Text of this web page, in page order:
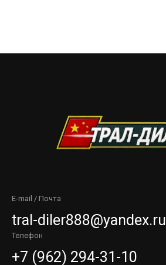
E-mail / Почта
tral-diler888@yandex.ru
Телефон
+7 (962) 294-31-10